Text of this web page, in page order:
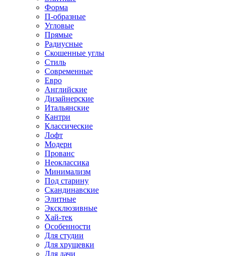
Форма
П-образные
Угловые
Прямые
Радиусные
Скошенные углы
Стиль
Современные
Евро
Английские
Дизайнерские
Итальянские
Кантри
Классические
Лофт
Модерн
Прованс
Неоклассика
Минимализм
Под старину
Скандинавские
Элитные
Эксклюзивные
Хай-тек
Особенности
Для студии
Для хрущевки
Для дачи